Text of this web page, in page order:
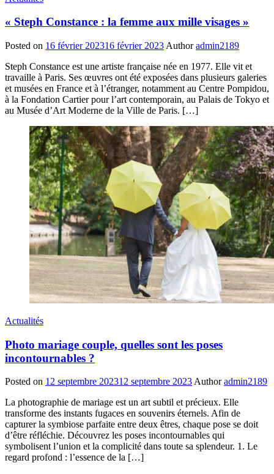
« Steph Constance : la femme aux mille visages »
Posted on 16 février 202316 février 2023 Author admin2189
Steph Constance est une artiste française née en 1977. Elle vit et
travaille à Paris. Ses œuvres ont été exposées dans plusieurs galeries
et musées en France et à l’étranger, notamment au Centre Pompidou,
à la Fondation Cartier pour l’art contemporain, au Palais de Tokyo et
au Musée d’Art Moderne de la Ville de Paris. […]
Actualités
Photo mariage couple, quelles sont les poses
incontournables ?
Posted on 12 septembre 202312 septembre 2023Author admin2189
La photographie de mariage est un art subtil et précieux. Elle
transforme des instants fugaces en souvenirs éternels. Afin de
capturer la symbiose parfaite entre deux êtres, chaque pose se doit
d’être réfléchie. Découvrez les poses incontournables qui
symbolisent l’union et la complicité dans toute sa splendeur. 1. Le
regard profond : l’essence de la […]